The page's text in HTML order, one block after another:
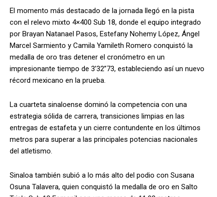
El momento más destacado de la jornada llegó en la pista
con el relevo mixto 4×400 Sub 18, donde el equipo integrado
por Brayan Natanael Pasos, Estefany Nohemy López, Ángel
Marcel Sarmiento y Camila Yamileth Romero conquistó la
medalla de oro tras detener el cronómetro en un
impresionante tiempo de 3’32”73, estableciendo así un nuevo
récord mexicano en la prueba.
La cuarteta sinaloense dominó la competencia con una
estrategia sólida de carrera, transiciones limpias en las
entregas de estafeta y un cierre contundente en los últimos
metros para superar a las principales potencias nacionales
del atletismo.
Sinaloa también subió a lo más alto del podio con Susana
Osuna Talavera, quien conquistó la medalla de oro en Salto